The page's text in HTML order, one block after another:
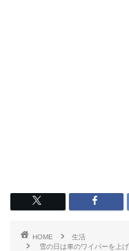
HOME
生活
雪の日は車のワイパーを上